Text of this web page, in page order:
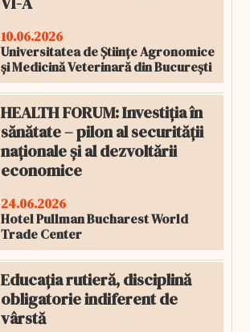
10.06.2026
Universitatea de Științe Agronomice
și Medicină Veterinară din București
HEALTH FORUM: Investiția în
sănătate – pilon al securității
naționale și al dezvoltării
economice
24.06.2026
Hotel Pullman Bucharest World
Trade Center
Educația rutieră, disciplină
obligatorie indiferent de
vârstă